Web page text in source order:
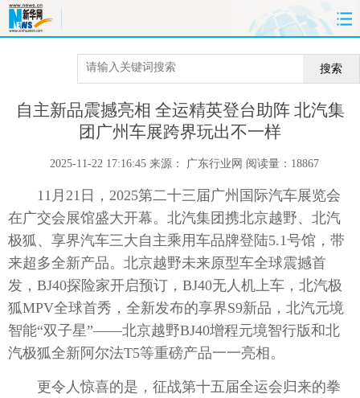
时政 国际
娱乐 体育 人事 教育
思客 地方
科技 能源 房产 公司
图片 视频 彩票 食品
旅游 健康 信息化 数据
金融 公益
富媒体 摄影 新华广播
搜索
自主新品震撼亮相 全运精英登台助阵 北汽集
团广州车展跨界玩出不一样
2025-11-22 17:16:45 来源： 广东行业网 阅读量：18867
11月21日，2025第二十三届广州国际汽车展览会
在广交会展馆盛大开幕。北汽集团携北京越野、北汽
极狐、享界汽车三大自主乘用车品牌登陆5.1号馆，带
来超多全新产品。北京越野未来原型车全球震撼首
发，BJ40探险家开启预订，BJ40无人机上车，北汽极
狐MPV全球首秀，全新发布的享界S9新品，北汽元境
智能“双子星”——北京越野BJ40增程元境智行版和北
汽极狐全新阿尔法T5等重磅产品一一亮相。
更令人惊喜的是，征战第十五届全运会归来的拳